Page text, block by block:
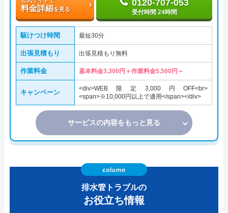
料金詳細を見る
0120-707-053
受付時間 24時間
駆けつけ時間 最短30分
出張見積もり 出張見積もり無料
作業料金 基本料金3,300円＋作業料金5,500円～
キャンペーン
<div>WEB限定3,000円OFF<br>
<span>※10,000円以上で適用</span></div>
サービスの内容をもっと見る
排水管トラブルの
お役立ち情報